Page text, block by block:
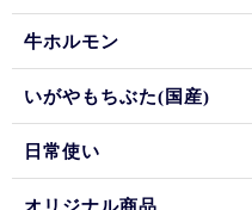
牛ホルモン
いがやもちぶた(国産)
日常使い